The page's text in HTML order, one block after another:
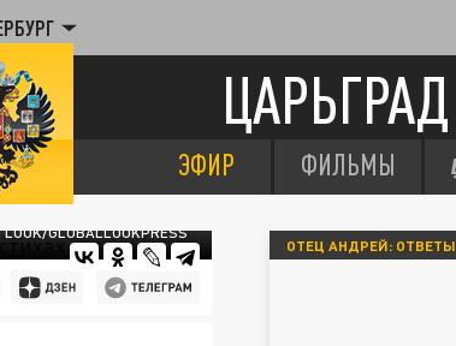
ЦАРЬГРАД
ЭФИР ФИЛЬМЫ
GLOBALLOOKPRESS
ОТЕЦ АНДРЕЙ: ОТВЕТЫ